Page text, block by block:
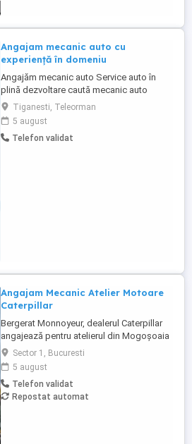
Angajam mecanic auto cu
experiență în domeniu
Angajăm mecanic auto Service auto în
plină dezvoltare caută mecanic auto
serios și pasionat, pentru a se alătura
echipei noastre. Cerințe: - Experiență în
domeniu (minim 1 an constituie avantaj) -
Cunoștințe de mecanică generală (revizii,
Tiganesti, Teleorman
5 august
Telefon validat
Angajam Mecanic Atelier Motoare
Caterpillar
Bergerat Monnoyeur, dealerul Caterpillar
angajează pentru atelierul din Mogoșoaia
Mecanic Atelier. Asiguram transport pe
ruta Crevedia - Mogosoaia si Bucuresti
(Metrou Aviatorilor) - Mogosoaia. Condiții
de ocupare Studii medii tehnice
(electromecanică, mecanică ...
Sector 1, Bucuresti
5 august
Telefon validat
Repostat automat